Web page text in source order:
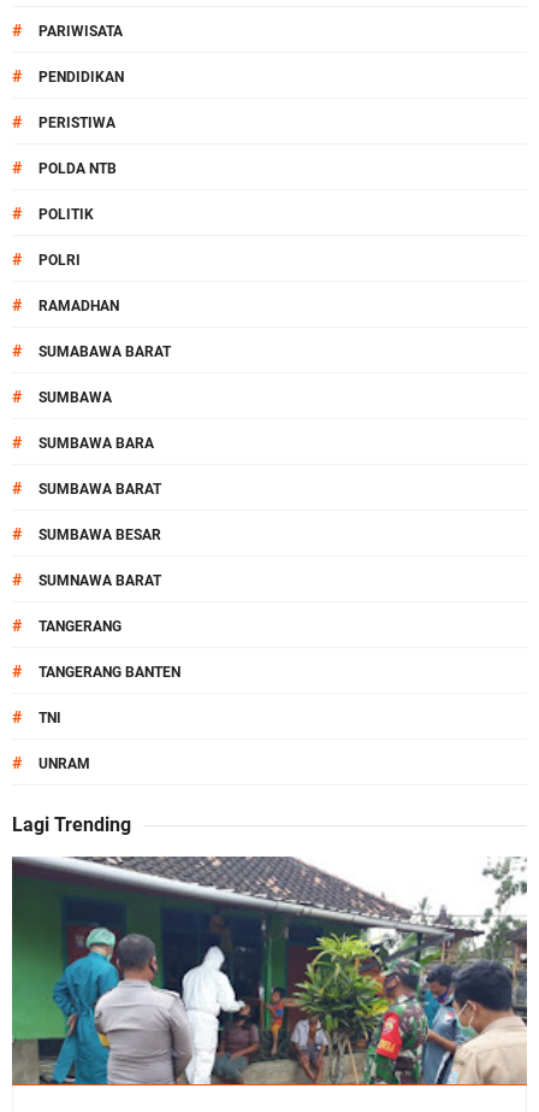
# PARIWISATA
# PENDIDIKAN
# PERISTIWA
# POLDA NTB
# POLITIK
# POLRI
# RAMADHAN
# SUMABAWA BARAT
# SUMBAWA
# SUMBAWA BARA
# SUMBAWA BARAT
# SUMBAWA BESAR
# SUMNAWA BARAT
# TANGERANG
# TANGERANG BANTEN
# TNI
# UNRAM
Lagi Trending